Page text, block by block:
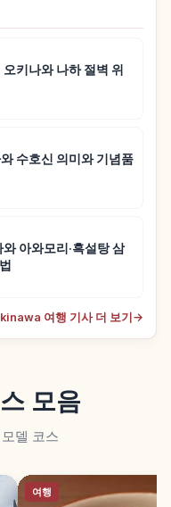
키나와 나하 절벽 위
수호신 의미와 기념품
아와모리·흑설탕 삼
여행 기사 더 보기 →
모음
델 코스
여행